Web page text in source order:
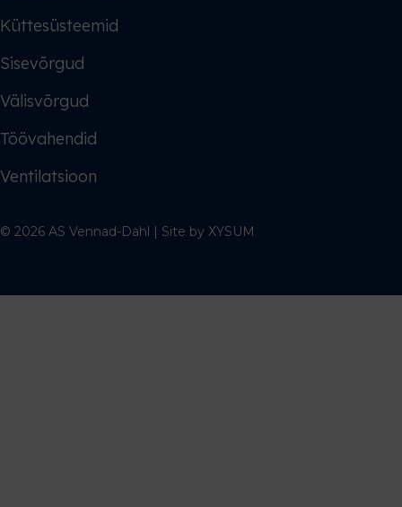
Küttesüsteemid
Sisevõrgud
Välisvõrgud
Töövahendid
Ventilatsioon
© 2026 AS Vennad-Dahl | Site by XYSUM